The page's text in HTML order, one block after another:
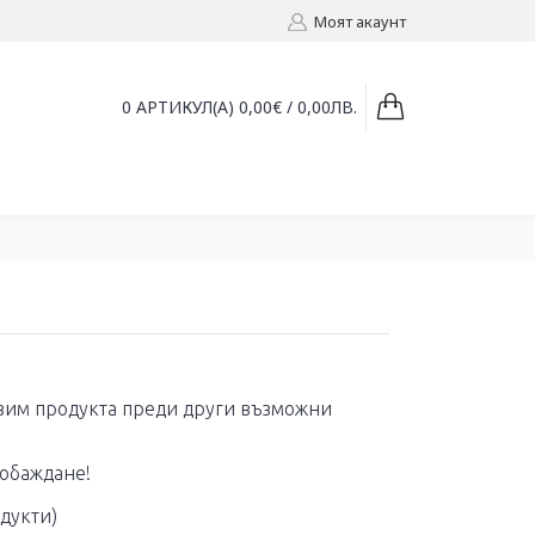
Моят акаунт
0 АРТИКУЛ(А) 0,00€ / 0,00ЛВ.
продукта преди други възможни